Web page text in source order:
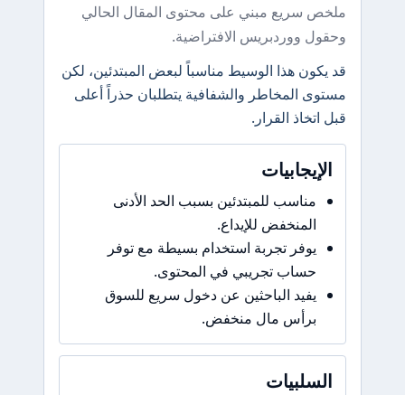
ملخص سريع مبني على محتوى المقال الحالي
وحقول ووردبريس الافتراضية.
قد يكون هذا الوسيط مناسباً لبعض المبتدئين، لكن
مستوى المخاطر والشفافية يتطلبان حذراً أعلى
قبل اتخاذ القرار.
الإيجابيات
مناسب للمبتدئين بسبب الحد الأدنى
المنخفض للإيداع.
يوفر تجربة استخدام بسيطة مع توفر
حساب تجريبي في المحتوى.
يفيد الباحثين عن دخول سريع للسوق
برأس مال منخفض.
السلبيات